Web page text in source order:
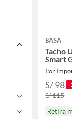
BASA
Tacho
Smart
Por
S/ 98 -
S/ 115
Retira